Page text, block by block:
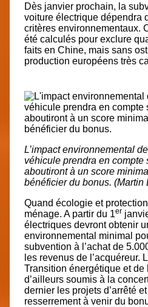
Dès janvier prochain, la
voiture électrique dépendra
critères environnementaux.
été calculés pour exclure
faits en Chine, mais sans
production européens très
L’impact environnemental
véhicule prendra en compte
aboutiront à un score
bénéficier du bonus. (Martin
Quand écologie et
ménage. A partir du 1er
électriques devront obtenir
environnemental minimal
subvention à l’achat de
les revenus de l’acquéreur.
Transition énergétique et de
d’ailleurs soumis à la
dernier les projets d’arrêté
resserrement à venir du